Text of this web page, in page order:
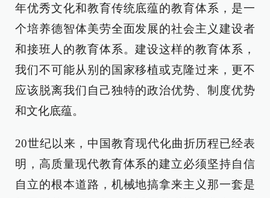
年优秀文化和教育传统底蕴的教育体系，是一
个培养德智体美劳全面发展的社会主义建设者
和接班人的教育体系。建设这样的教育体系，
我们不可能从别的国家移植或克隆过来，更不
应该脱离我们自己独特的政治优势、制度优势
和文化底蕴。
20世纪以来，中国教育现代化曲折历程已经表
明，高质量现代教育体系的建立必须坚持自信
自立的根本道路，机械地搞拿来主义那一套是